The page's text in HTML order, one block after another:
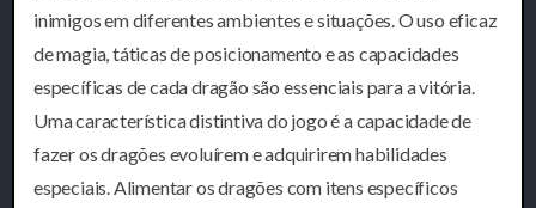
inimigos em diferentes ambientes e situações. O uso eficaz
de magia, táticas de posicionamento e as capacidades
específicas de cada dragão são essenciais para a vitória.
Uma característica distintiva do jogo é a capacidade de
fazer os dragões evoluírem e adquirirem habilidades
especiais. Alimentar os dragões com itens específicos